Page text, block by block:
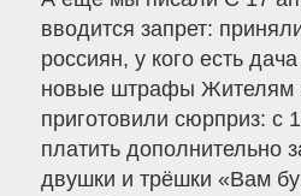
вводится запрет:
россиян, у кого есть
новые штрафы Жителям
приготовили сюрприз: с
платить дополнительно
двушки и трёшки «Вам